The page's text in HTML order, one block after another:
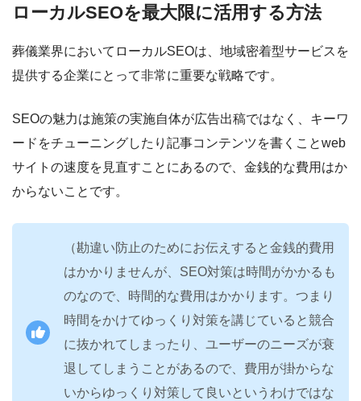
ローカルSEOを最大限に活用する方法
葬儀業界においてローカルSEOは、地域密着型サービスを
提供する企業にとって非常に重要な戦略です。
SEOの魅力は施策の実施自体が広告出稿ではなく、キーワ
ードをチューニングしたり記事コンテンツを書くことweb
サイトの速度を見直すことにあるので、金銭的な費用はか
からないことです。
（勘違い防止のためにお伝えすると金銭的費用
はかかりませんが、SEO対策は時間がかかるも
のなので、時間的な費用はかかります。つまり
時間をかけてゆっくり対策を講じていると競合
に抜かれてしまったり、ユーザーのニーズが衰
退してしまうことがあるので、費用が掛からな
いからゆっくり対策して良いというわけではな